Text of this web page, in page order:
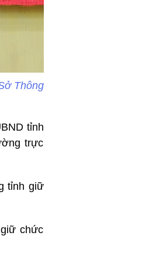
Thông
tỉnh
trực
tỉnh giữ
chức